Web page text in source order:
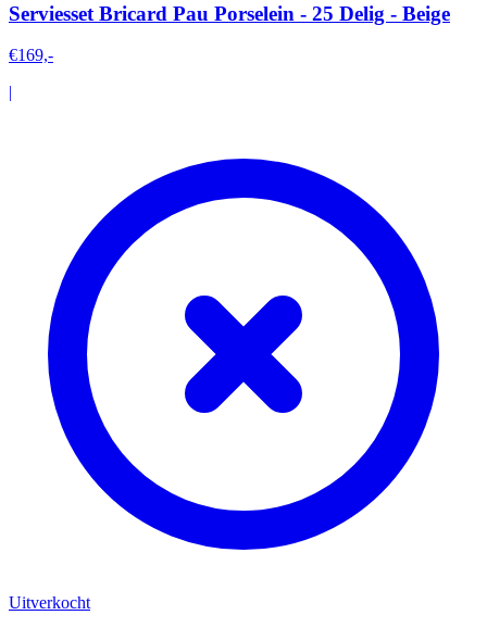
Serviesset Bricard Pau Porselein - 25 Delig - Beige
€169,-
|
Uitverkocht